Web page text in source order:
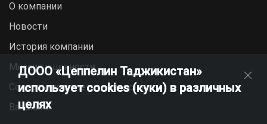
О компании
Новости
История компании
Миссия и ценности
Социальная ответственность
Вакансии
ДООО «Цеппелин Таджикистан»
использует cookies (куки) в различных
целях